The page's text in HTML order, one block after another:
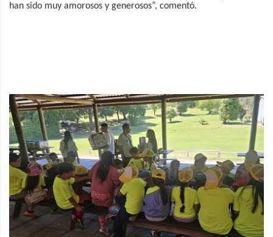
han sido muy amorosos y generosos”, comentó.